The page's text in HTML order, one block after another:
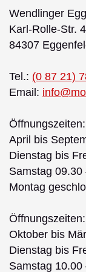
Wendlinger
Karl-Rolle-Str.
84307
Tel.: (0 87 21)
Email:
April bis
Dienstag bis
Samstag 09.30
Montag
Oktober bis
Dienstag bis
Samstag 10.00